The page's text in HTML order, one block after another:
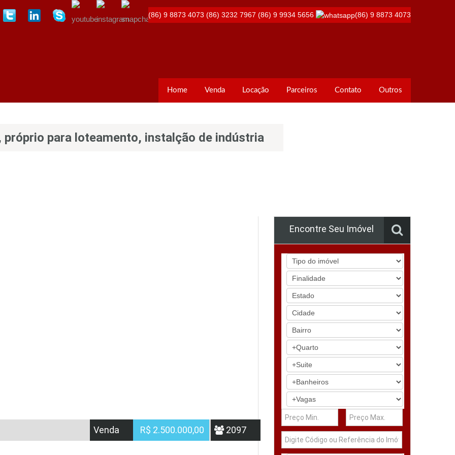
(86) 9 8873 4073 (86) 3232 7967 (86) 9 9934 5656 (86) 9 8873 4073
Home Venda Locação Parceiros Contato Outros
para loteamento, instalção de indústria
Venda R$ 2.500.000,00 2097
Encontre Seu Imóvel